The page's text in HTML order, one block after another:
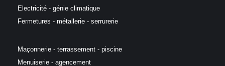
Electricité - génie climatique
Fermetures - métallerie - serrurerie
Maçonnerie - terrassement - piscine
Menuiserie - agencement